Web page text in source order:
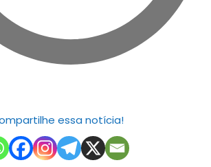
essa notícia!